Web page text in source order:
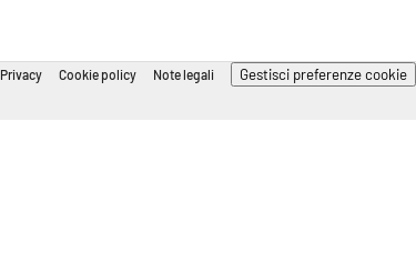
Privacy Cookie policy Note legali Gestisci preferenze cookie